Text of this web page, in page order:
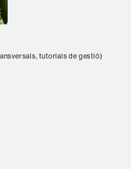
tutorials de gestió)